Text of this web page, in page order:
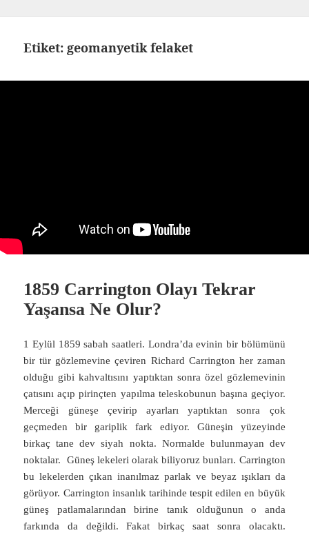
Etiket: geomanyetik felaket
1859 Carrington Olayı Tekrar
Yaşansa Ne Olur?
1 Eylül 1859 sabah saatleri. Londra’da evinin bir bölümünü
bir tür gözlemevine çeviren Richard Carrington her zaman
olduğu gibi kahvaltısını yaptıktan sonra özel gözlemevinin
çatısını açıp pirinçten yapılma teleskobunun başına geçiyor.
Merceği güneşe çevirip ayarları yaptıktan sonra çok
geçmeden bir gariplik fark ediyor. Güneşin yüzeyinde
birkaç tane dev siyah nokta. Normalde bulunmayan dev
noktalar. Güneş lekeleri olarak biliyoruz bunları. Carrington
bu lekelerden çıkan inanılmaz parlak ve beyaz ışıkları da
görüyor. Carrington insanlık tarihinde tespit edilen en büyük
güneş patlamalarından birine tanık olduğunun o anda
farkında da değildi. Fakat birkaç saat sonra olacaktı.